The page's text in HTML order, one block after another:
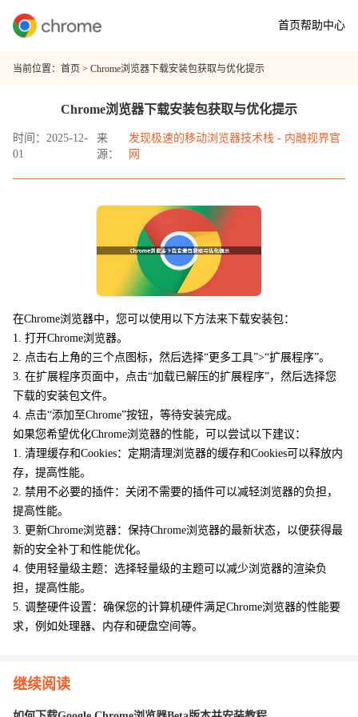
首页帮助中心
当前位置： 首页 > Chrome浏览器下载安装包获取与优化提示
Chrome浏览器下载安装包获取与优化提示
时间：2025-12-
01
来
源：
发现极速的移动浏览器技术栈 - 内融视界官
网
在Chrome浏览器中，您可以使用以下方法来下载安装包：
1. 打开Chrome浏览器。
2. 点击右上角的三个点图标，然后选择“更多工具”>“扩展程序”。
3. 在扩展程序页面中，点击“加载已解压的扩展程序”，然后选择您
下载的安装包文件。
4. 点击“添加至Chrome”按钮，等待安装完成。
如果您希望优化Chrome浏览器的性能，可以尝试以下建议：
1. 清理缓存和Cookies：定期清理浏览器的缓存和Cookies可以释放内
存，提高性能。
2. 禁用不必要的插件：关闭不需要的插件可以减轻浏览器的负担，
提高性能。
3. 更新Chrome浏览器：保持Chrome浏览器的最新状态，以便获得最
新的安全补丁和性能优化。
4. 使用轻量级主题：选择轻量级的主题可以减少浏览器的渲染负
担，提高性能。
5. 调整硬件设置：确保您的计算机硬件满足Chrome浏览器的性能要
求，例如处理器、内存和硬盘空间等。
继续阅读